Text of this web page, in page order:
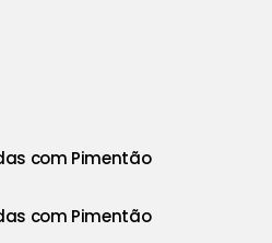
com Pimentão
com Pimentão